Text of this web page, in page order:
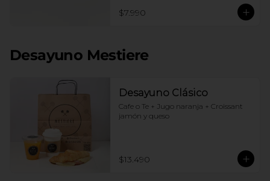
$7.990
Desayuno Mestiere
Desayuno Clásico
Cafe o Te + Jugo naranja + Croissant
jamón y queso
$13.490